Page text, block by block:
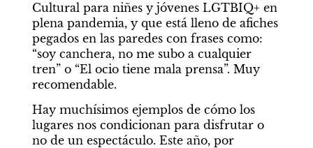
Cultural para niñes y jóvenes LGTBIQ+ en
plena pandemia, y que está lleno de afiches
pegados en las paredes con frases como:
“soy canchera, no me subo a cualquier
tren” o “El ocio tiene mala prensa”. Muy
recomendable.
Hay muchísimos ejemplos de cómo los
lugares nos condicionan para disfrutar o
no de un espectáculo. Este año, por